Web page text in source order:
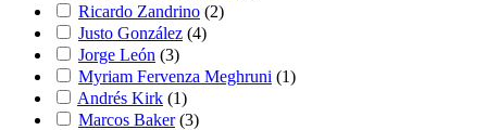
Ricardo Zandrino (2)
Justo González (4)
Jorge León (3)
Myriam Fervenza Meghruni (1)
Andrés Kirk (1)
Marcos Baker (3)